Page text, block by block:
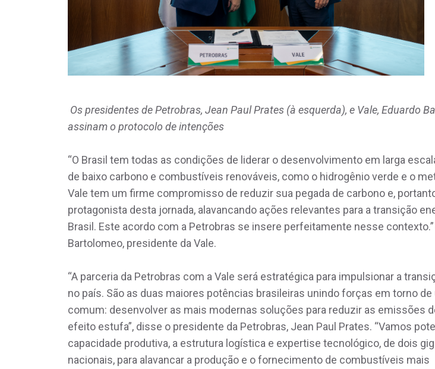
Os presidentes de Petrobras, Jean Paul Prates (à esquerda), e Vale, Eduardo
assinam o protocolo de intenções
“O Brasil tem todas as condições de liderar o desenvolvimento em larga
de baixo carbono e combustíveis renováveis, como o hidrogênio verde e o
Vale tem um firme compromisso de reduzir sua pegada de carbono e,
protagonista desta jornada, alavancando ações relevantes para a transição
Brasil. Este acordo com a Petrobras se insere perfeitamente nesse
Bartolomeo, presidente da Vale.
“A parceria da Petrobras com a Vale será estratégica para impulsionar a
no país. São as duas maiores potências brasileiras unindo forças em torno
comum: desenvolver as mais modernas soluções para reduzir as emissões
efeito estufa”, disse o presidente da Petrobras, Jean Paul Prates. “Vamos
capacidade produtiva, a estrutura logística e expertise tecnológico, de dois
nacionais, para alavancar a produção e o fornecimento de combustíveis mais